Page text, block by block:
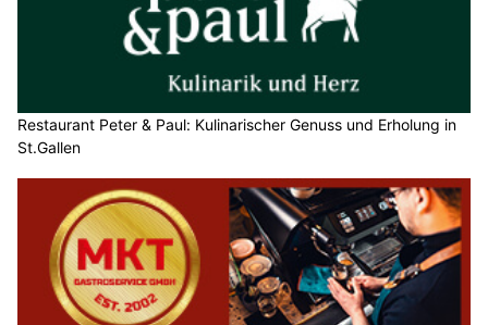
Restaurant Peter & Paul: Kulinarischer Genuss und Erholung in
St.Gallen